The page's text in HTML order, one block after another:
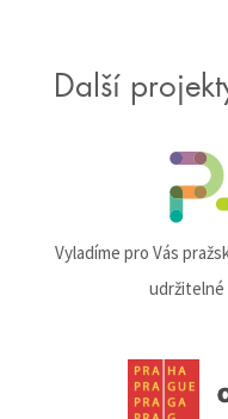
Další
Vyladíme pro Vás
udržitelné